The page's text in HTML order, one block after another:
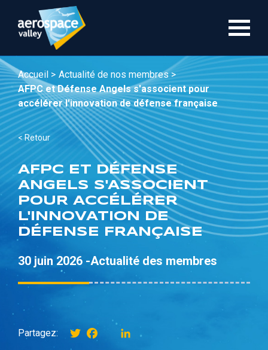
contenu
Accueil > Actualité de nos membres >
AFPC et Défense Angels s'associent pour
accélérer l'innovation de défense française
< Retour
AFPC ET DÉFENSE
ANGELS S'ASSOCIENT
POUR ACCÉLÉRER
L'INNOVATION DE
DÉFENSE FRANÇAISE
30 juin 2026 -Actualité des membres
Partagez: TwitterFacebookinstagram